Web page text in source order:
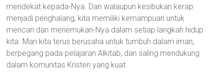
mendekat kepada-Nya. Dan walaupun kesibukan kerap
menjadi penghalang, kita memiliki kemampuan untuk
mencari dan menemukan-Nya dalam setiap langkah hidup
kita. Mari kita terus berusaha untuk tumbuh dalam iman,
berpegang pada pelajaran Alkitab, dan saling mendukung
dalam komunitas Kristen yang kuat.